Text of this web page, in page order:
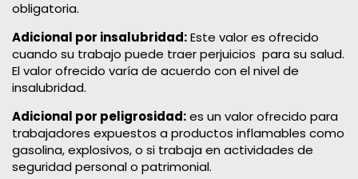
obligatoria.
Adicional por insalubridad:Este valor es ofrecido
cuando su trabajo puede traer perjuicios para su salud.
El valor ofrecido varía de acuerdo con el nivel de
insalubridad.
Adicional por peligrosidad:es un valor ofrecido para
trabajadores expuestos a productos inflamables como
gasolina, explosivos, o si trabaja en actividades de
seguridad personal o patrimonial.